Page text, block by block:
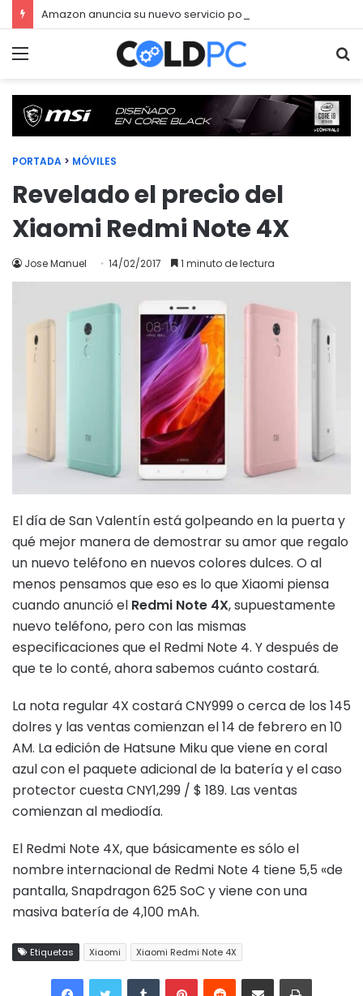
Menú
PORTADA > MÓVILES
Revelado el precio del
Xiaomi Redmi Note 4X
Jose Manuel 14/02/2017 1 minuto de lectura
El día de San Valentín está golpeando en la puerta y
qué mejor manera de demostrar su amor que regalo
un nuevo teléfono en nuevos colores dulces. O al
menos pensamos que eso es lo que Xiaomi piensa
cuando anunció el Redmi Note 4X, supuestamente
nuevo teléfono, pero con las mismas
especificaciones que el Redmi Note 4. Y después de
que te lo conté, ahora sabemos cuánto costará.
La nota regular 4X costará CNY999 o cerca de los 145
dolres y las ventas comienzan el 14 de febrero en 10
AM. La edición de Hatsune Miku que viene en coral
azul con el paquete adicional de la batería y el caso
protector cuesta CNY1,299 / $ 189. Las ventas
comienzan al mediodía.
El Redmi Note 4X, que básicamente es sólo el
nombre internacional de Redmi Note 4 tiene 5,5 «de
pantalla, Snapdragon 625 SoC y viene con una
masiva batería de 4,100 mAh.
Etiquetas Xiaomi Xiaomi Redmi Note 4X
TumblrPinterestReddit Compartir por correo electrónicoImprimir